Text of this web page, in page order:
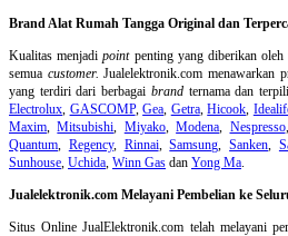
Brand Alat Rumah Tangga Original dan
Kualitas menjadipointpenting yang diberikan oleh
semua customer. Jualelektronik.com menawarkan
yang terdiri dari berbagai brandternama dan
Electrolux, GASCOMP,Gea, Getra,Hicook,
Maxim,Mitsubishi, Miyako,Modena, Nespresso,
Quantum, Regency, Rinnai,Samsung,Sanken,
Sunhouse, Uchida, Winn Gas dan Yong Ma.
Jualelektronik.com Melayani Pembelian ke
Situs Online JualElektronik.com telah melayani